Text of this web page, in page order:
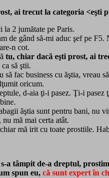
ai trecut la categoria <eşti
la 2 jumătate pe Paris.
de gând să-mi aduc şef pe F5.
n cot.
tu, chiar dacă eşti prost, ai
să ştii.
să fac business cu ăştia, vreau
oricum.
d-aia ţi-i pasez. Ţi-i pasez
ăştia sunt pentru bani, nu
mă mai certa atât.
mă irit cu toate prostiile.
a tâmpit de-a dreptul,
spun eu, că sunt expert în